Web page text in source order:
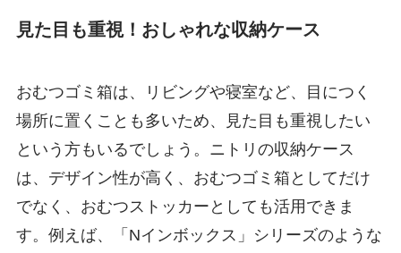
見た目も重視！おしゃれな収納ケース
おむつゴミ箱は、リビングや寝室など、目につく
場所に置くことも多いため、見た目も重視したい
という方もいるでしょう。ニトリの収納ケース
は、デザイン性が高く、おむつゴミ箱としてだけ
でなく、おむつストッカーとしても活用できま
す。例えば、「Nインボックス」シリーズのような